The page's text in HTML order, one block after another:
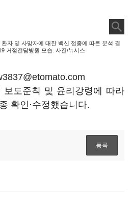
자 및 사망자에 대한 백신 접종에 따른 분석 결
거점전담병원 모습. 사진/뉴시스
보도준칙 및 윤리강령에 따라
확인·수정했습니다.